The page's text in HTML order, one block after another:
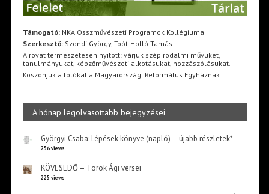
Támogató:NKA Összművészeti Programok Kollégiuma
Szerkesztő:Szondi György, Toót-Holló Tamás
A rovat természetesen nyitott: várjuk szépirodalmi művüket,
tanulmányukat, képzőművészeti alkotásukat, hozzászólásukat.
Köszönjük a fotókat a Magyarországi Református Egyháznak
A hónap legolvasottabb bejegyzései
Györgyi Csaba: Lépések könyve (napló) – újabb részletek*
256 views
KÖVESEDŐ – Török Ági versei
225 views